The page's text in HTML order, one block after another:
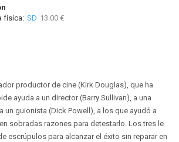
física: SD 13.00 €
productor de cine (Kirk Douglas), que ha
ayuda a un director (Barry Sullivan), a una
un guionista (Dick Powell), a los que ayudó a
sobradas razones para detestarlo. Los tres le
escrúpulos para alcanzar el éxito sin reparar en